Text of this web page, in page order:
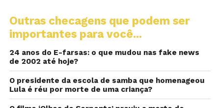
Outras checagens que podem ser
importantes para você...
24 anos do E-farsas: o que mudou nas fake news
de 2002 até hoje?
O presidente da escola de samba que homenageou
Lula é réu por morte de uma criança?